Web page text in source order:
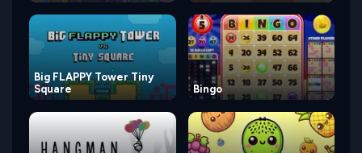
Big FLAPPY Tower Tiny
Square
Bingo